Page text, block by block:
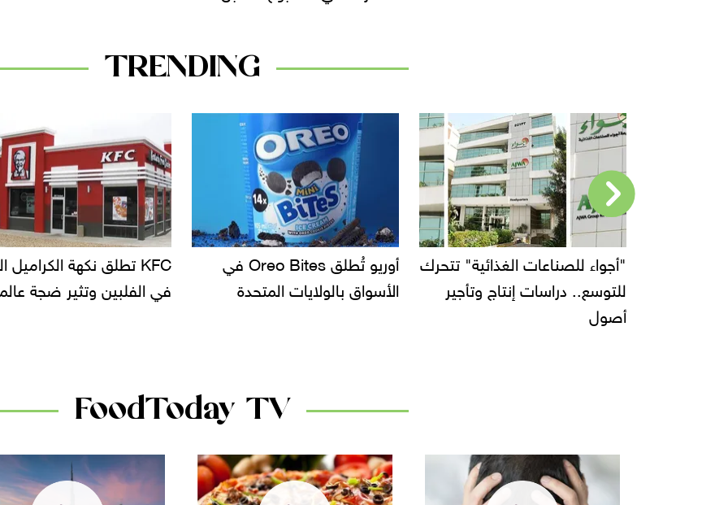
TRENDING
الغذائية" تتحرك
إنتاج وتأجير
أوريو تُطلق Oreo Bites في
الأسواق بالولايات المتحدة
KFC تطلق نكهة الكراميل المملح
في الفلبين وتثير ضجة عالمية
دعوات
سحب بعض
الأسواق..
FoodToday TV